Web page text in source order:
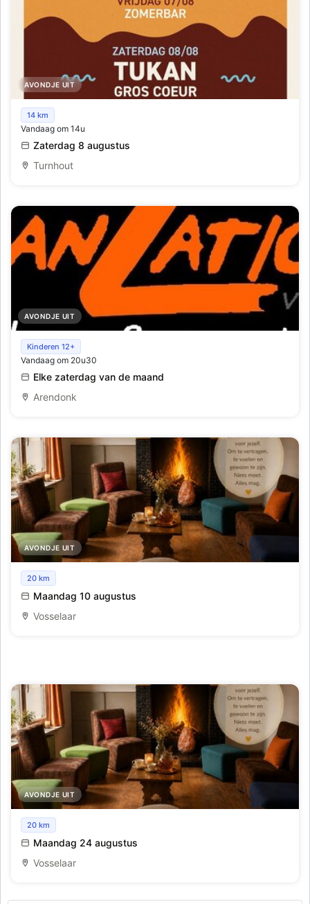
AVONDJE UIT
SchoL ! Festival
14 km
Vandaag om 14u
Zaterdag 8 augustus
Turnhout
AVONDJE UIT
Dansavonden bij Dansclub DanZation
Kinderen 12+
Vandaag om 20u30
Elke zaterdag van de maand
Arendonk
AVONDJE UIT
Maandagavonden met een gouden randje
20 km
Maandag 10 augustus
Vosselaar
AVONDJE UIT
Maandagavonden met een gouden randje
20 km
Maandag 24 augustus
Vosselaar